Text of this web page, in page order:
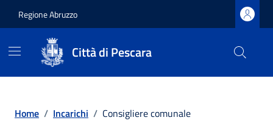
Regione Abruzzo
Città di Pescara
Home / Incarichi / Consigliere comunale